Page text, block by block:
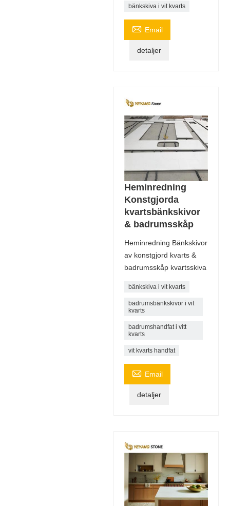
bänkskiva i vit kvarts
 Email
detaljer
Heminredning
Konstgjorda
kvartsbänkskivor
& badrumsskåp
Heminredning Bänkskivor
av konstgjord kvarts &
badrumsskåp kvartsskiva
bänkskiva i vit kvarts
badrumsbänkskivor i vit
kvarts
badrumshandfat i vitt
kvarts
vit kvarts handfat
 Email
detaljer